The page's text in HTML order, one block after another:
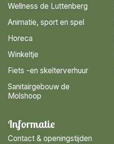
Wellness de Luttenberg
Animatie, sport en spel
Horeca
Winkeltje
Fiets -en skelterverhuur
Sanitairgebouw de
Molshoop
Informatie
Contact & openingstijden